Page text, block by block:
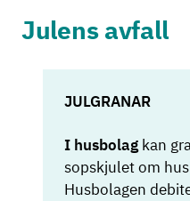
Julens avfall
JULGRANAR
I husbolag kan
sopskjulet om
Husbolagen